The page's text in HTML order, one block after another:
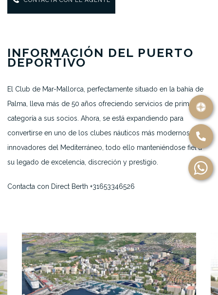
INFORMACIÓN DEL PUERTO
DEPORTIVO
El Club de Mar-Mallorca, perfectamente situado en la bahía de
Palma, lleva más de 50 años ofreciendo servicios de primera
categoría a sus socios. Ahora, se está expandiendo para
convertirse en uno de los clubes náuticos más modernos e
innovadores del Mediterráneo, todo ello manteniéndose fiel a
su legado de excelencia, discreción y prestigio.
Contacta con Direct Berth +31653346526